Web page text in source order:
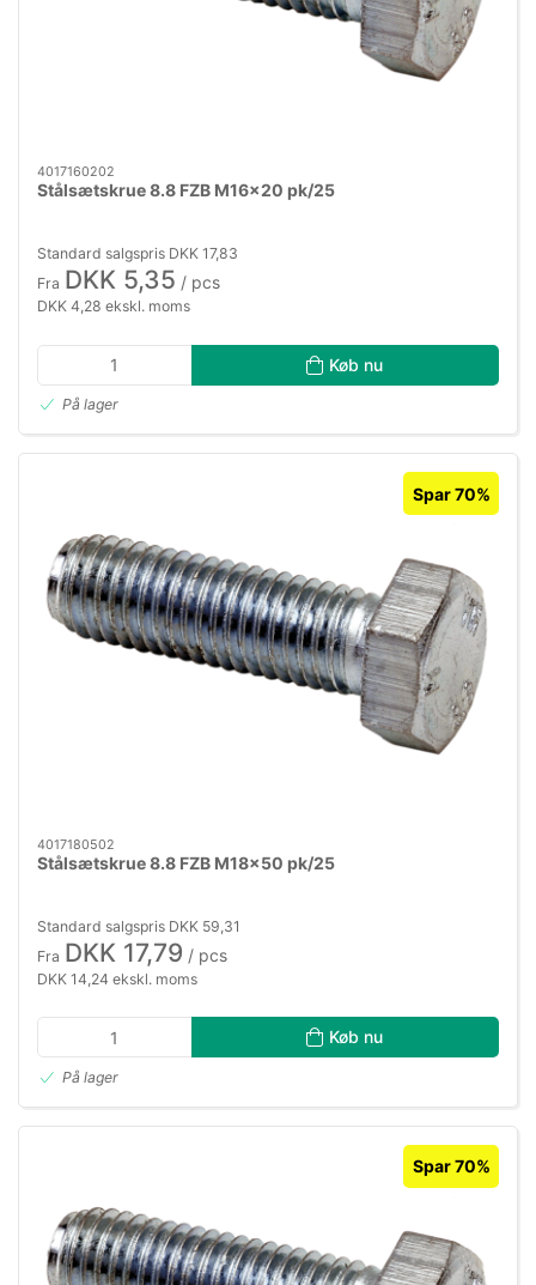
4017160202
Stålsætskrue 8.8 FZB M16×20 pk/25
Standard salgspris DKK 17,83
Fra DKK 5,35 / pcs
DKK 4,28 ekskl. moms
Køb nu
På lager
Spar 70%
4017180502
Stålsætskrue 8.8 FZB M18×50 pk/25
Standard salgspris DKK 59,31
Fra DKK 17,79 / pcs
DKK 14,24 ekskl. moms
Køb nu
På lager
Spar 70%